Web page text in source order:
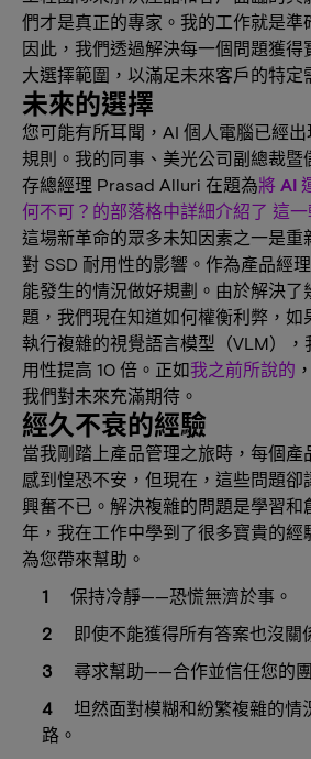
們才是真正的專家。我的工作就是準
因此，我們透過解決每一個問題獲得
大選擇範圍，以滿足未來客戶的特定
未來的選擇
您可能有所耳聞，AI 個人電腦已經
規則。我的同事、美光公司副總裁暨
存總經理 Prasad Alluri 在題為將 AI
何不可？的部落格中詳細介紹了 這一
這場新革命的眾多未知因素之一是重
對 SSD 耐用性的影響。作為產品經
能發生的情況做好規劃。由於解決了
題，我們現在知道如何權衡利弊，如
執行複雜的視覺語言模型（VLM），
用性提高 10 倍。正如我之前所說的
我們對未來充滿期待。
經久不衰的經驗
當我剛踏上產品管理之旅時，每個產
感到惶恐不安，但現在，這些問題卻
興奮不已。解決複雜的問題是學習和
年，我在工作中學到了很多寶貴的經
為您帶來幫助。
保持冷靜——恐慌無濟於事。
即使不能獲得所有答案也沒關
尋求幫助——合作並信任您的
坦然面對模糊和紛繁複雜的
路。